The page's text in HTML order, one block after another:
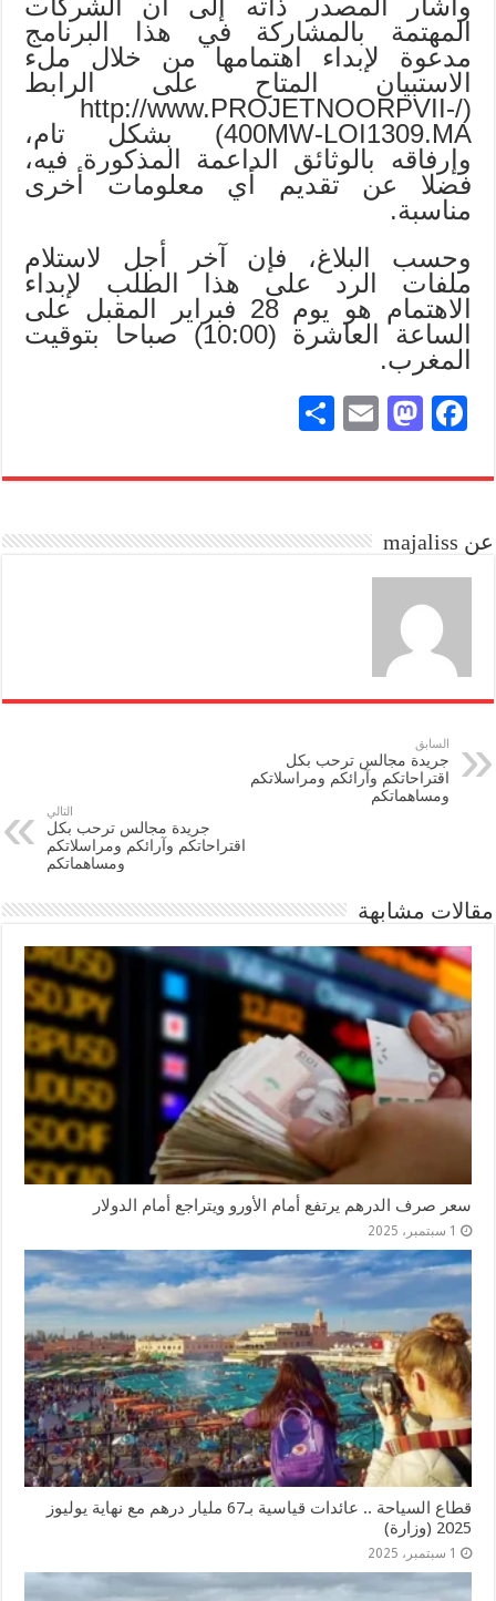
وأشار المصدر ذاته إلى أن الشركات
المهتمة بالمشاركة في هذا البرنامج
مدعوة لإبداء اهتمامها من خلال ملء
الاستبيان المتاح على الرابط
(/http://www.PROJETNOORPVII-
400MW-LOI1309.MA) بشكل تام،
وإرفاقه بالوثائق الداعمة المذكورة فيه،
فضلا عن تقديم أي معلومات أخرى
مناسبة.
وحسب البلاغ، فإن آخر أجل لاستلام
ملفات الرد على هذا الطلب لإبداء
الاهتمام هو يوم 28 فبراير المقبل على
الساعة العاشرة (10:00) صباحا بتوقيت
المغرب.
Fa
bo
M
to
n
E
ail
re
عن majaliss
السابق
جريدة مجالس ترحب بكل
اقتراحاتكم وآرائكم ومراسلاتكم
ومساهماتكم
التالي
جريدة مجالس ترحب بكل
اقتراحاتكم وآرائكم ومراسلاتكم
ومساهماتكم
مقالات مشابهة
سعر صرف الدرهم يرتفع أمام الأورو ويتراجع أمام الدولار
1 سبتمبر، 2025
قطاع السياحة .. عائدات قياسية بـ67 مليار درهم مع نهاية يوليوز
2025 (وزارة)
1 سبتمبر، 2025